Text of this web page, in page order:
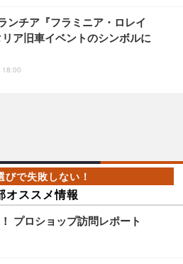
ンチア『フラミニア・ロレイ
ア旧車イベントのシンボルに
18:00
オススメ情報
プロショップ訪問レポート